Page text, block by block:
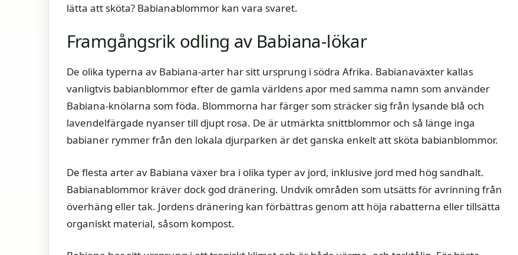
lätta att sköta? Babianablommor kan vara svaret.
Framgångsrik odling av Babiana-lökar
De olika typerna av Babiana-arter har sitt ursprung i södra Afrika. Babianaväxter kallas
vanligtvis babianblommor efter de gamla världens apor med samma namn som använder
Babiana-knölarna som föda. Blommorna har färger som sträcker sig från lysande blå och
lavendelfärgade nyanser till djupt rosa. De är utmärkta snittblommor och så länge inga
babianer rymmer från den lokala djurparken är det ganska enkelt att sköta babianblommor.
De flesta arter av Babiana växer bra i olika typer av jord, inklusive jord med hög sandhalt.
Babianablommor kräver dock god dränering. Undvik områden som utsätts för avrinning från
överhäng eller tak. Jordens dränering kan förbättras genom att höja rabatterna eller tillsätta
organiskt material, såsom kompost.